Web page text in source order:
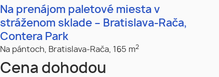
Na prenájom paletové miesta v
stráženom sklade – Bratislava-Rača,
Contera Park
Na pántoch, Bratislava-Rača, 165 m2
Cena dohodou